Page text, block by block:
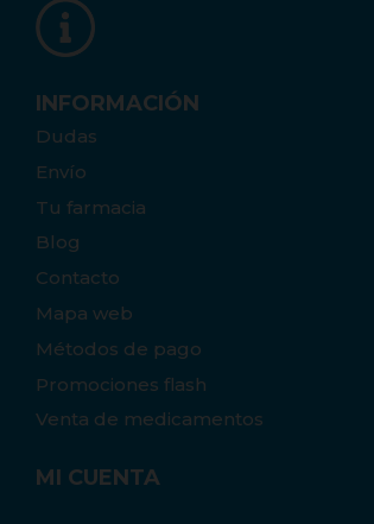
INFORMACIÓN
Dudas
Envío
Tu farmacia
Blog
Contacto
Mapa web
Métodos de pago
Promociones flash
Venta de medicamentos
MI CUENTA